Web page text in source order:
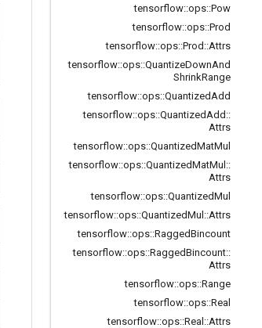
tensorflow::ops::Pow
tensorflow::ops::Prod
tensorflow::ops::Prod ::Attrs
tensorflow::ops::QuantizeDownAnd
ShrinkRange
tensorflow::ops::QuantizedAdd
tensorflow::ops::QuantizedAdd ::
Attrs
tensorflow::ops::QuantizedMatMul
tensorflow::ops::QuantizedMatMul ::
Attrs
tensorflow::ops::QuantizedMul
tensorflow::ops::QuantizedMul ::Attrs
tensorflow::ops::RaggedBincount
tensorflow::ops::RaggedBincount::
Attrs
tensorflow::ops::Range
tensorflow::ops::Real
tensorflow::ops::Real ::Attrs